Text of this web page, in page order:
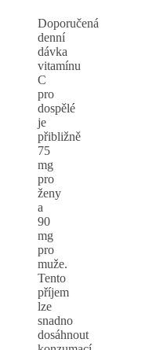
Doporučená
denní
dávka
vitamínu
C
pro
dospělé
je
přibližně
75
mg
pro
ženy
a
90
mg
pro
muže.
Tento
příjem
lze
snadno
dosáhnout